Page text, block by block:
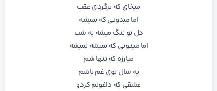
میخای که برگردی عقب
اما میدونی که نمیشه
دل تو تنگ میشه یه شب
اما میدونی که نمیشه نمیشه
میارزه که تنها شم
یه سال توی غم باشم
عشقی که داغونم کردو